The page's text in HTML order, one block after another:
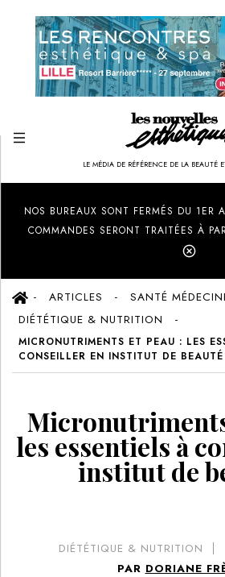
LE MÉDIA DE RÉFÉRENCE DE LA BEAUTÉ
NOS BUREAUX SONT FERMÉS DU 1ER
COMMANDES SERONT TRAITÉES À
ARTICLES
SANTÉ
DIÉTÉTIQUE & NUTRITION
MICRONUTRIMENTS ET PEAU : LES
CONSEILLER EN INSTITUT DE BEAUTÉ
les essentiels à
institut de
DIÉTÉTIQUE & NUTRITION
PAR DORIANE